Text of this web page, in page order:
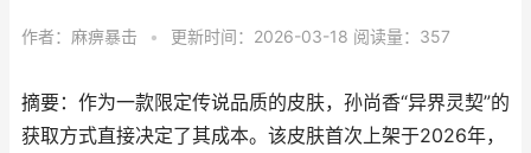
作者： 麻痹暴击 • 更新时间：2026-03-18 阅读量：357
摘要：作为一款限定传说品质的皮肤，孙尚香“异界灵契”的
获取方式直接决定了其成本。该皮肤首次上架于2026年，